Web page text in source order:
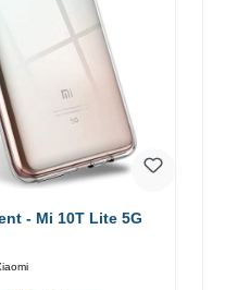
- Mi 10T Lite 5G